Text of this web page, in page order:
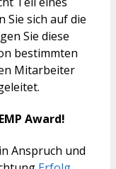
Sie sich auf die
Sie diese
bestimmten
Mitarbeiter
Award!
in Anspruch und